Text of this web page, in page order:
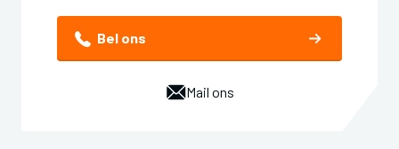
Bel ons
Mail ons